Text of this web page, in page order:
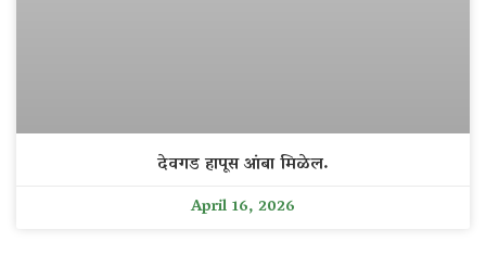
देवगड हापूस आंबा मिळेल.
April 16, 2026